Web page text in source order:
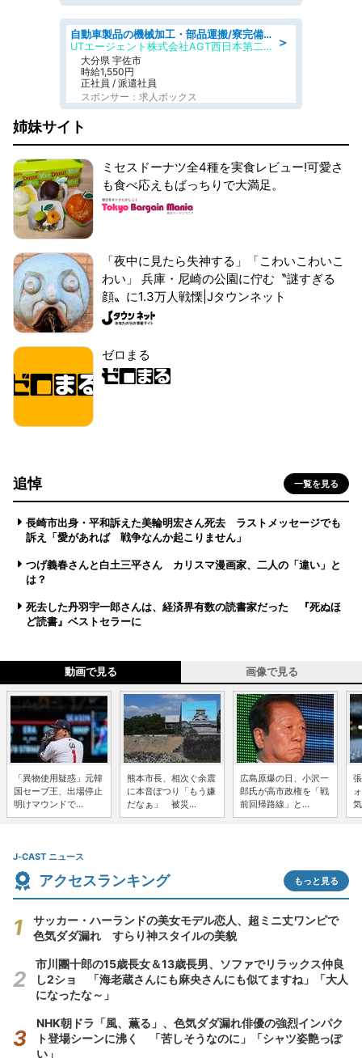
＞
自動車製品の機械加工・部品運搬/寮完備/日払い/工場・製造
UTエージェント株式会社AGT西日本第二CU
大分県 宇佐市
時給1,550円
正社員 / 派遣社員
スポンサー：求人ボックス
姉妹サイト
ミセスドーナツ全4種を実食レビュー!可愛さ
も食べ応えもばっちりで大満足。
「夜中に見たら失神する」「こわいこわいこ
わい」 兵庫・尼崎の公園に佇む〝謎すぎる
顔〟に1.3万人戦慄|Jタウンネット
ゼロまる
追悼 一覧を見る
長崎市出身・平和訴えた美輪明宏さん死去 ラストメッセージでも
訴え「愛があれば 戦争なんか起こりません」
つげ義春さんと白土三平さん カリスマ漫画家、二人の「違い」と
は？
死去した丹羽宇一郎さんは、経済界有数の読書家だった 『死ぬほ
ど読書』ベストセラーに
動画で見る 画像で見る
「異物使用疑惑」元韓
国セーブ王、出場停止
明けマウンドで...
熊本市長、相次ぐ余震
に本音ぽつり「もう嫌
だなぁ」 被災...
広島原爆の日、小沢一
郎氏が高市政権を「戦
前回帰路線」と...
J-CAST ニュース
アクセスランキング もっと見る
サッカー・ハーランドの美女モデル恋人、超ミニ丈ワンピで
色気ダダ漏れ すらり神スタイルの美貌
市川團十郎の15歳長女＆13歳長男、ソファでリラックス仲良
し2ショ 「海老蔵さんにも麻央さんにも似てますね」「大人
になったな～」
NHK朝ドラ「風、薫る」、色気ダダ漏れ俳優の強烈インパク
ト登場シーンに沸く 「苦しそうなのに」「シャツ姿艶っぽ
い」